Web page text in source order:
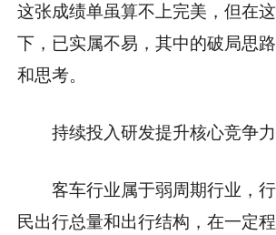
这张成绩单虽算不上完美，但在
下，已实属不易，其中的破局思
和思考。
持续投入研发提升核心竞争
客车行业属于弱周期行业，
民出行总量和出行结构，在一定